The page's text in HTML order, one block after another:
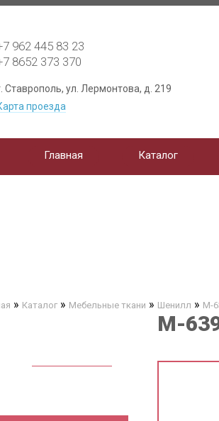
962 445 83 23
8652 373 370
Ставрополь, ул. Лермонтова, д. 219
проезда
Главная Каталог
» Каталог » Мебельные ткани » Шенилл » M-
M-